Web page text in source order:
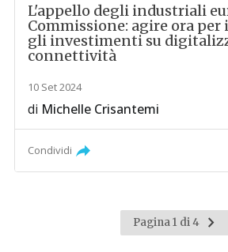
L'appello degli industriali
Commissione: agire ora
gli investimenti su
connettività
10 Set 2024
di Michelle Crisantemi
Condividi
Pagina 1 di 4